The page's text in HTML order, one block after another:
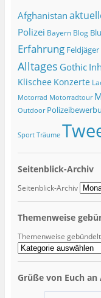
Afghanistan
Polizei Bayern Blog
Erfahrung Feldjäger
Alltages Gothic
Klischee Konzerte
Motorrad Motorradtour
Outdoor
Sport Träume
Seitenblick-Archiv
Seitenblick-Archiv
Themenweise
Themenweise
Grüße von Euch an